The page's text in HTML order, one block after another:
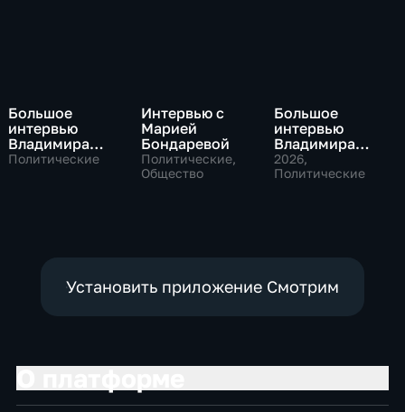
Большое
интервью
Владимира
Путина Сергею
Политические
Интервью с
Марией
Бондаревой
Политические,
Общество
Большое
интервью
Владимира
Соловьева
Роджеру
2026,
Политические
Установить приложение Смотрим